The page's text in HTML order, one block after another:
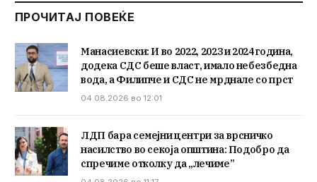
ПРОЧИТАЈ ПОВЕЌЕ
Манасиевски: И во 2022, 2023 и 2024 година,
додека СДС беше власт, имало небезбедна
вода, а Филипче и СДС не мрднале со прст
04.08.2026 во 12:01
ЛДП бара семејни центри за врсничко
насилство во секоја општина: Подобро да
спречиме отколку да „лечиме”